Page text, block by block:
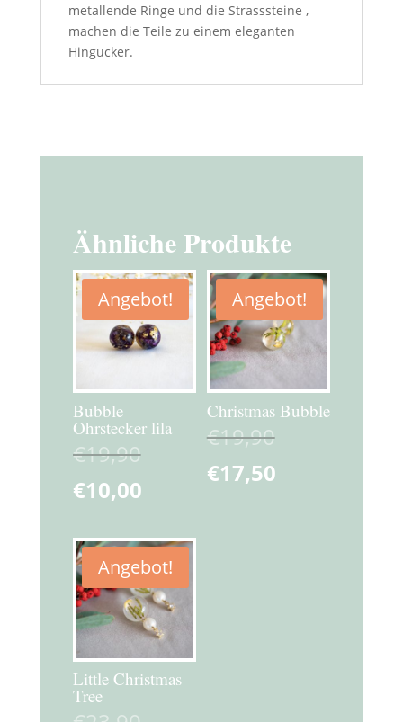
metallende Ringe und die Strasssteine ,
machen die Teile zu einem eleganten
Hingucker.
Ähnliche Produkte
Angebot!
Bubble
Ohrstecker lila
€19,90
€10,00
Angebot!
Christmas Bubble
€19,90
€17,50
Angebot!
Little Christmas
Tree